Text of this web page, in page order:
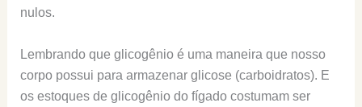
nulos.
Lembrando que glicogênio é uma maneira que nosso
corpo possui para armazenar glicose (carboidratos). E
os estoques de glicogênio do fígado costumam ser